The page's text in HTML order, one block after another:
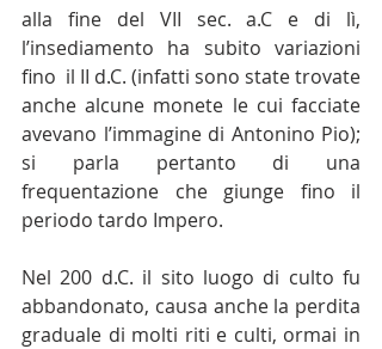
alla fine del VII sec. a.C e di lì,
l’insediamento ha subito variazioni
fino  il II d.C. (infatti sono state trovate
anche alcune monete le cui facciate
avevano l’immagine di Antonino Pio);
si parla pertanto di una
frequentazione che giunge fino il
periodo tardo Impero.
Nel 200 d.C. il sito luogo di culto fu
abbandonato, causa anche la perdita
graduale di molti riti e culti, ormai in